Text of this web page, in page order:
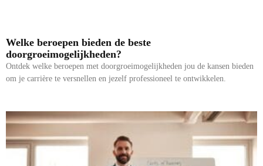
Welke beroepen bieden de beste
doorgroeimogelijkheden?
Ontdek welke beroepen met doorgroeimogelijkheden jou de kansen bieden
om je carrière te versnellen en jezelf professioneel te ontwikkelen.